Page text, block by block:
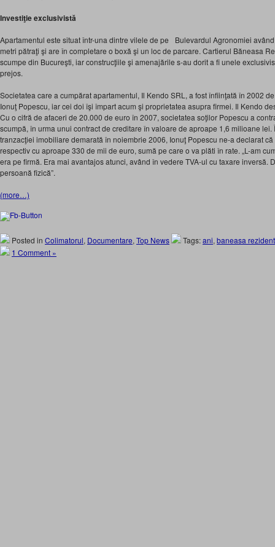
Investiţieexclusivistă
Apartamentul este situat într-una dintre vilele de pe Bulevardul Agronomiei
metri pătraţi şi are în completare o boxă şi un loc de parcare. Cartierul Băneasa
scumpe din Bucureşti, iar construcţiile şi amenajările s-au dorit a fi unele
prejos.
Societatea care a cumpărat apartamentul, Il Kendo SRL, a fost înfiinţată în 2002
Ionuţ Popescu, iar cei doi îşi împart acum şi proprietatea asupra firmei. Il Kendo
Cu o cifră de afaceri de 20.000 de euro în 2007, societatea soţilor Popescu a
scumpă, în urma unui contract de creditare în valoare de aproape 1,6 milioane lei.
tranzacţiei imobiliare demarată în noiembrie 2006, Ionuţ Popescu ne-a declarat
respectiv cu aproape 330 de mii de euro, sumă pe care o va plăti în rate. „L-am
era pe firmă. Era mai avantajos atunci, având în vedere TVA-ul cu taxare inversă.
persoană fizică”.
(more…)
Posted in Colimatorul, Documentare, Top News Tags:ani, baneasa
1 Comment »